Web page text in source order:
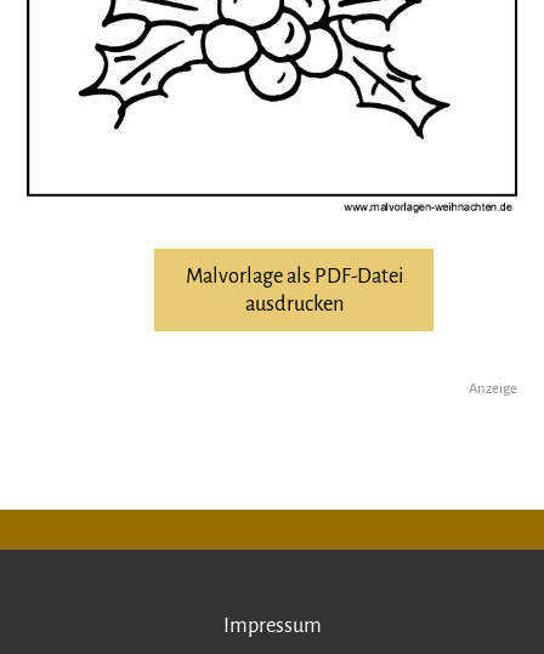
Malvorlage als PDF-Datei
ausdrucken
Anzeige
Impressum